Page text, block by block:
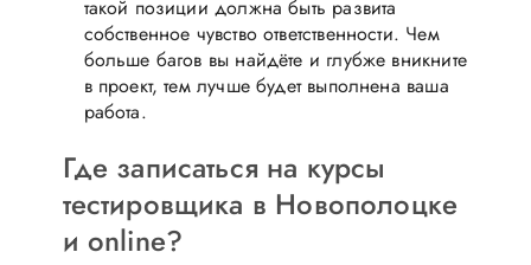
такой позиции должна быть развита
собственное чувство ответственности. Чем
больше багов вы найдёте и глубже вникните
в проект, тем лучше будет выполнена ваша
работа.
Где записаться на курсы
тестировщика в Новополоцке
и online?